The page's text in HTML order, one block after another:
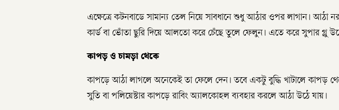
এক্ষেত্রে কটনবাডে সামান্য তেল নিয়ে সাবধানে শুধু আঠার ওপর লাগান। আঠা
কার্ড বা ভোঁতা ছুরি দিয়ে আলতো করে চেঁছে তুলে ফেলুন। এতে করে সুপার গ্লু
কাপড় ও চামড়া থেকে
কাপড়ে আঠা লাগলে অনেকেই তা ফেলে দেন। তবে একটু বুদ্ধি খাটালে কাপড়
সুতি বা পলিয়েস্টার কাপড়ে রাবিং অ্যালকোহল ব্যবহার করলে আঠা উঠে যায়।